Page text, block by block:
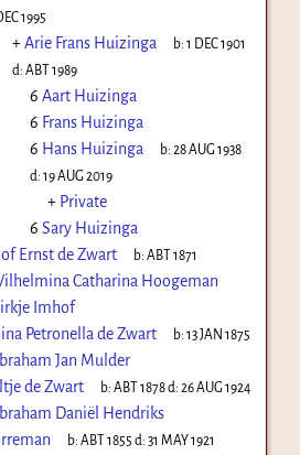
1995
+Arie Frans Huizinga b:1 DEC 1901
d: ABT 1989
6 Aart Huizinga
6 Frans Huizinga
6 Hans Huizinga b:28 AUG 1938
d: 19 AUG 2019
+ Private
6 Sary Huizinga
Ernst de Zwart b:ABT 1871
Catharina Hoogeman
Imhof
Petronella de Zwart b:13 JAN 1875
Jan Mulder
de Zwart b:ABT 1878d:26 AUG 1924
Daniël Hendriks
b:ABT 1855 d:31 MAY 1921